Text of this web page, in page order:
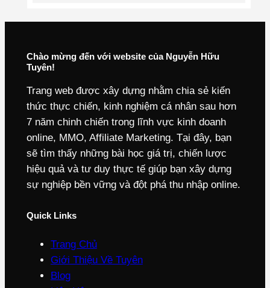
Chào mừng đến với website của Nguyễn Hữu
Tuyên!
Trang web được xây dựng nhằm chia sẻ kiến
thức thực chiến, kinh nghiệm cá nhân sau hơn
7 năm chinh chiến trong lĩnh vực kinh doanh
online, MMO, Affiliate Marketing. Tại đây, bạn
sẽ tìm thấy những bài học giá trị, chiến lược
hiệu quả và tư duy thực tế giúp bạn xây dựng
sự nghiệp bền vững và đột phá thu nhập online.
Quick Links
Trang Chủ
Giới Thiệu Về Tuyên
Blog